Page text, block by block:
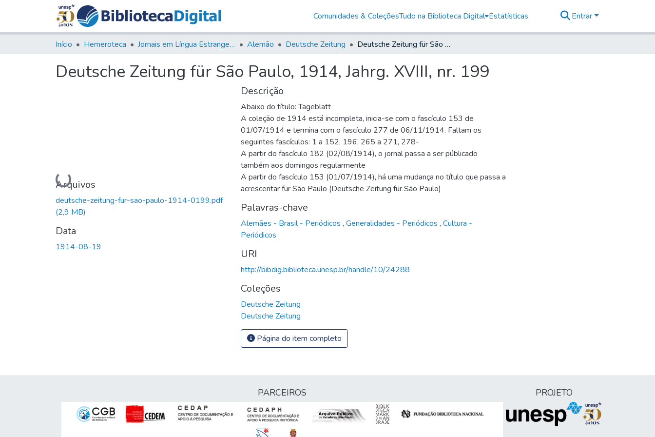
Comunidades & ColeçõesTudo na Biblioteca Digital Estatísticas Entrar
Início Hemeroteca Jornais em Língua Estrangeira Alemão Deutsche Zeitung Deutsche Zeitung für São Paulo, 1914, Jahrg. XVIII, nr. 199
Deutsche Zeitung für São Paulo, 1914, Jahrg. XVIII, nr. 199
Carregando...
Arquivos
deutsche-zeitung-fur-sao-paulo-1914-0199.pdf
(2,9 MB)
Data
1914-08-19
Descrição
Abaixo do título: Tageblatt
A coleção de 1914 está incompleta, inicia-se com o fascículo 153 de
01/07/1914 e termina com o fascículo 277 de 06/11/1914. Faltam os
seguintes fascículos: 1 a 152, 196, 265 a 271, 278-
A partir do fascículo 182 (02/08/1914), o jornal passa a ser públicado
também aos domingos regularmente
A partir do fascículo 153 (01/07/1914), há uma mudança no título que passa a
acrescentar für São Paulo (Deutsche Zeitung für São Paulo)
Palavras-chave
Alemães - Brasil - Periódicos , Generalidades - Periódicos , Cultura -
Periódicos
URI
http://bibdig.biblioteca.unesp.br/handle/10/24288
Coleções
Deutsche Zeitung
Deutsche Zeitung
Página do item completo
PARCEIROS PROJETO